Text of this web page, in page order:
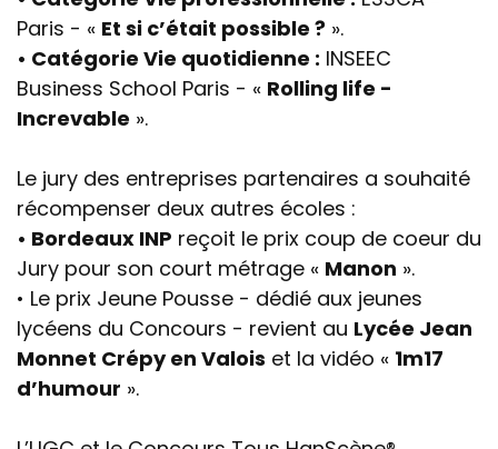
Paris - « Et si c’était possible ? ».
• Catégorie Vie quotidienne : INSEEC
Business School Paris - « Rolling life -
Increvable ».
Le jury des entreprises partenaires a souhaité
récompenser deux autres écoles :
• Bordeaux INP reçoit le prix coup de coeur du
Jury pour son court métrage « Manon ».
• Le prix Jeune Pousse - dédié aux jeunes
lycéens du Concours - revient au Lycée Jean
Monnet Crépy en Valois et la vidéo « 1m17
d’humour ».